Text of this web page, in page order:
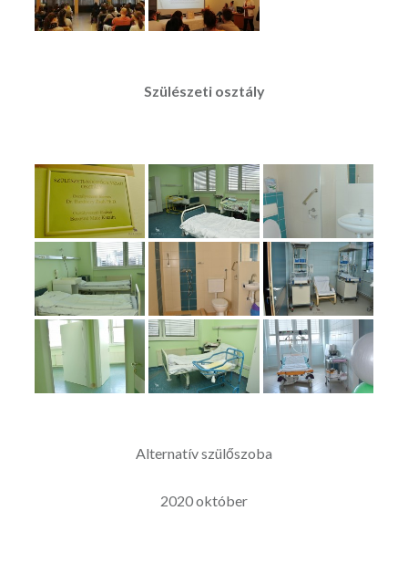
Szülészeti osztály
Alternatív szülőszoba
2020 október